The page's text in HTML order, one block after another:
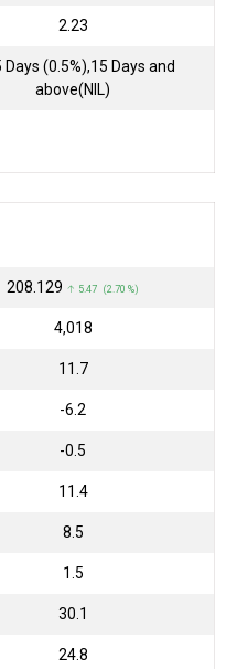
2.23
Days (0.5%),15 Days and
above(NIL)
₹208.129 ↑ 5.47 (2.70 %)
₹4,018
11.7
-6.2
-0.5
11.4
8.5
1.5
30.1
24.8